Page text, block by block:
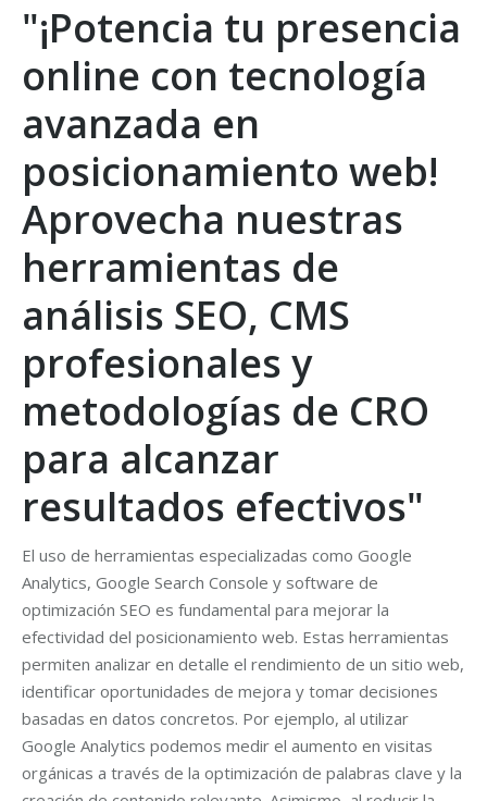
"¡Potencia tu presencia
online con tecnología
avanzada en
posicionamiento web!
Aprovecha nuestras
herramientas de
análisis SEO, CMS
profesionales y
metodologías de CRO
para alcanzar
resultados efectivos"
El uso de herramientas especializadas como Google
Analytics, Google Search Console y software de
optimización SEO es fundamental para mejorar la
efectividad del posicionamiento web. Estas herramientas
permiten analizar en detalle el rendimiento de un sitio web,
identificar oportunidades de mejora y tomar decisiones
basadas en datos concretos. Por ejemplo, al utilizar
Google Analytics podemos medir el aumento en visitas
orgánicas a través de la optimización de palabras clave y la